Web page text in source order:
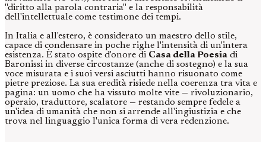
"diritto alla parola contraria" e la responsabilità
dell'intellettuale come testimone dei tempi.
In Italia e all'estero, è considerato un maestro dello stile,
capace di condensare in poche righe l'intensità di un'intera
esistenza. È stato ospite d'onore di Casa della Poesia di
Baronissi in diverse circostanze (anche di sostegno) e la sua
voce misurata e i suoi versi asciutti hanno risuonato come
pietre preziose. La sua eredità risiede nella coerenza tra vita e
pagina: un uomo che ha vissuto molte vite — rivoluzionario,
operaio, traduttore, scalatore — restando sempre fedele a
un'idea di umanità che non si arrende all'ingiustizia e che
trova nel linguaggio l'unica forma di vera redenzione.